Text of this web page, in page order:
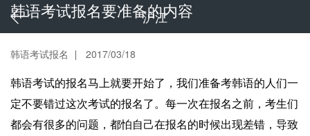
沪江
韩语考试报名要准备的内容
韩语考试报名 2017/03/18
韩语考试的报名马上就要开始了，我们准备考韩语的人们一
定不要错过这次考试的报名了。每一次在报名之前，考生们
都会有很多的问题，都怕自己在报名的时候出现差错，导致